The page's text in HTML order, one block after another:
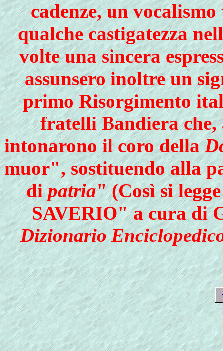
cadenze, un
qualche castigatezza
volte una sincera
assunsero inoltre un
primo Risorgimento
fratelli Bandiera
intonarono il coro della
muor", sostituendo alla
dipatria" (Così si
SAVERIO" a cura di
Dizionario